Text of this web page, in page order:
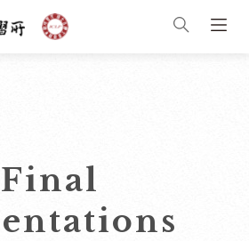
Final